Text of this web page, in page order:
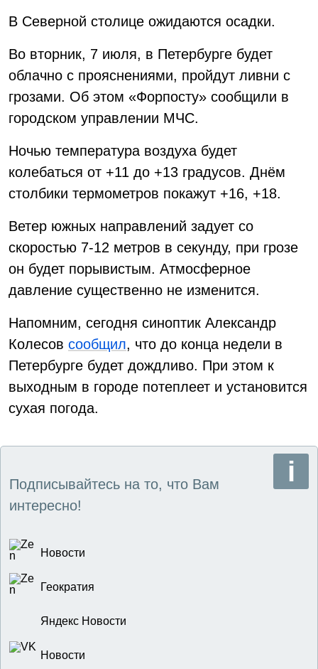
В Северной столице ожидаются осадки.
Во вторник, 7 июля, в Петербурге будет
облачно с прояснениями, пройдут ливни с
грозами. Об этом «Форпосту» сообщили в
городском управлении МЧС.
Ночью температура воздуха будет
колебаться от +11 до +13 градусов. Днём
столбики термометров покажут +16, +18.
Ветер южных направлений задует со
скоростью 7-12 метров в секунду, при грозе
он будет порывистым. Атмосферное
давление существенно не изменится.
Напомним, сегодня синоптик Александр
Колесов сообщил, что до конца недели в
Петербурге будет дождливо. При этом к
выходным в городе потеплеет и установится
сухая погода.
Подписывайтесь на то, что Вам
интересно!
Новости
Геократия
Яндекс Новости
Новости